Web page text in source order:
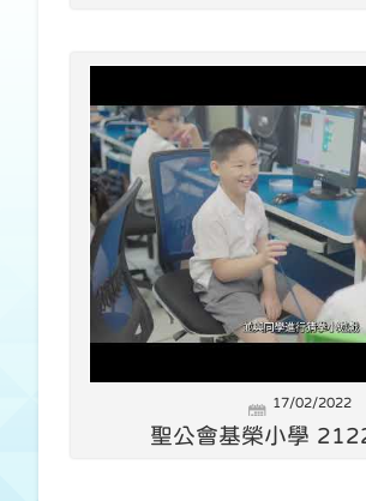
17/02/2022
聖公會基榮小學